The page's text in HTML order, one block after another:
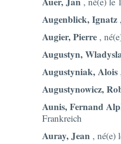
Augenblick, Ignatz
Augier, Pierre ,
Augustyn,
Augustyniak, Alois
Augustynowicz,
Aunis, Fernand
Frankreich
Auray, Jean , né(e)